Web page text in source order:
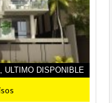
ULTIMO DISPONIBLE